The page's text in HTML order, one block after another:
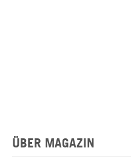
ÜBER MAGAZIN